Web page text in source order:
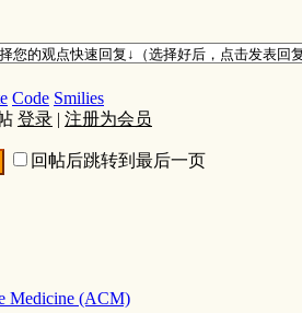
Code Smilies
登录 | 注册为会员
回帖后跳转到最后一页
Medicine (ACM)